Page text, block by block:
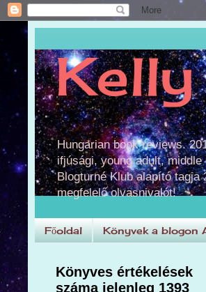
Hungarian book reviews.
ifjúsági, young adult,
Blogturné Klub alapító
megfelelő olvasnivalót!
Főoldal Könyvek a blogon
Könyves értékelések
száma jelenleg 1393